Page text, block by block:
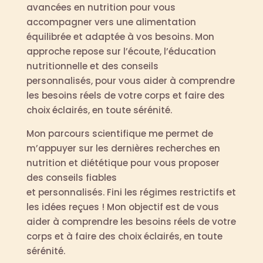
avancées en nutrition pour vous
accompagner vers une alimentation
équilibrée et adaptée à vos besoins. Mon
approche repose sur l’écoute, l’éducation
nutritionnelle et des conseils
personnalisés, pour vous aider à comprendre
les besoins réels de votre corps et faire des
choix éclairés, en toute sérénité.
Mon parcours scientifique me permet de
m’appuyer sur les dernières recherches en
nutrition et diététique pour vous proposer
des conseils fiables
et personnalisés. Fini les régimes restrictifs et
les idées reçues ! Mon objectif est de vous
aider à comprendre les besoins réels de votre
corps et à faire des choix éclairés, en toute
sérénité.